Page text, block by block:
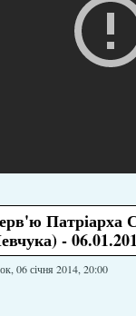
Патріарха
-
06 січня 2014, 20:00